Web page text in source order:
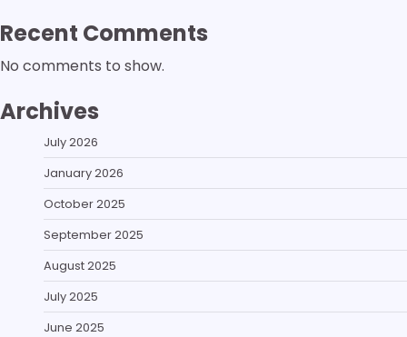
Recent Comments
No comments to show.
Archives
July 2026
January 2026
October 2025
September 2025
August 2025
July 2025
June 2025